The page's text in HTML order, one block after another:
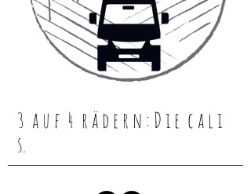
3 a u f 4 r ä d e r n : D i e c a l i
s.